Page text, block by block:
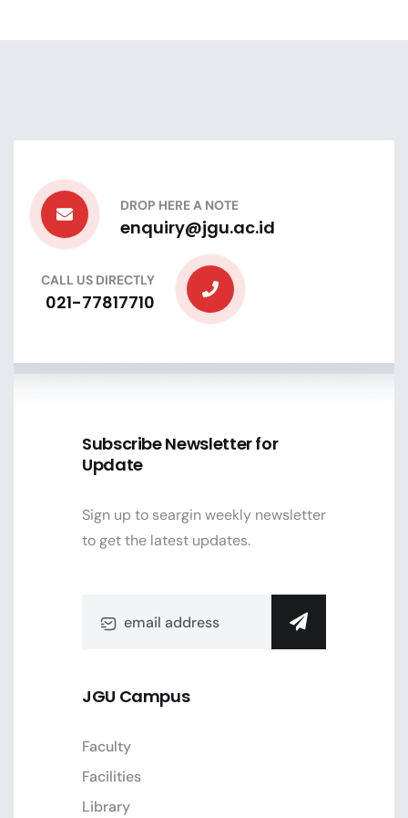
DROP HERE A NOTE
enquiry@jgu.ac.id
CALL US DIRECTLY
021-77817710
Subscribe Newsletter for
Update
Sign up to seargin weekly newsletter
to get the latest updates.
JGU Campus
Faculty
Facilities
Library